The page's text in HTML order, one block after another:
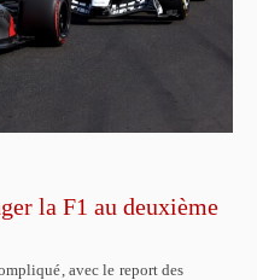
la F1 au deuxième
avec le report des